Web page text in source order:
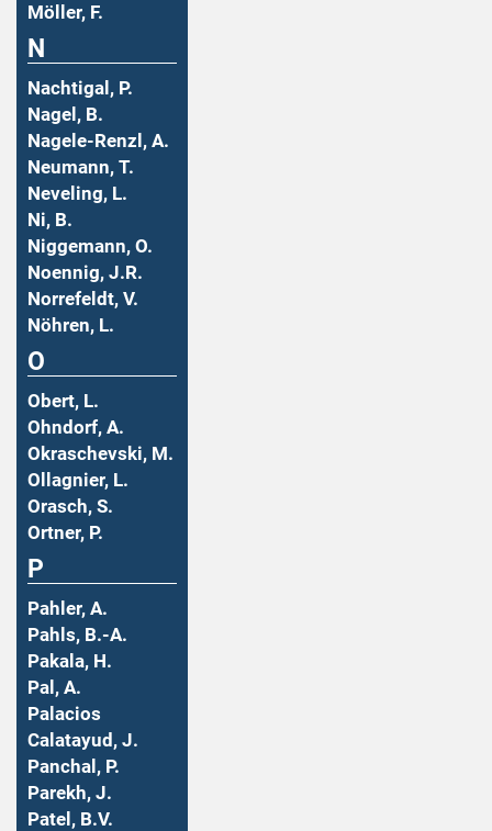
Möller, F.
N
Nachtigal, P.
Nagel, B.
Nagele-Renzl, A.
Neumann, T.
Neveling, L.
Ni, B.
Niggemann, O.
Noennig, J.R.
Norrefeldt, V.
Nöhren, L.
O
Obert, L.
Ohndorf, A.
Okraschevski, M.
Ollagnier, L.
Orasch, S.
Ortner, P.
P
Pahler, A.
Pahls, B.-A.
Pakala, H.
Pal, A.
Palacios
Calatayud, J.
Panchal, P.
Parekh, J.
Patel, B.V.